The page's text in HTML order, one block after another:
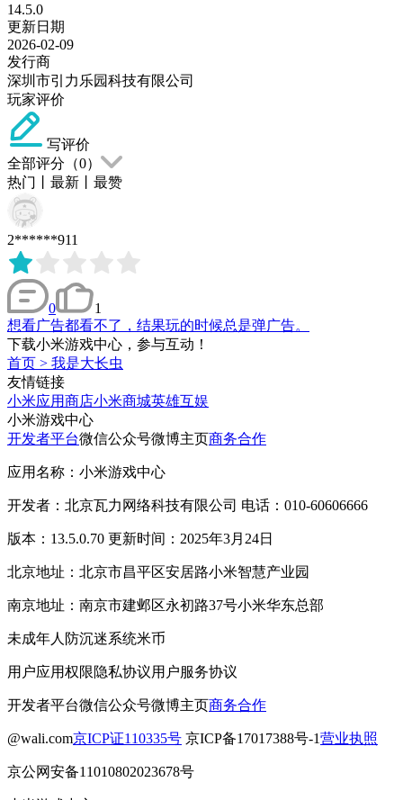
14.5.0
更新日期
2026-02-09
发行商
深圳市引力乐园科技有限公司
玩家评价
写评价
全部评分（0）
热门
最新 最赞
2******911
0
1
想看广告都看不了，结果玩的时候总是弹广告。
下载小米游戏中心，参与互动！
首页 > 我是大长虫
友情链接
小米应用商店小米商城英雄互娱
小米游戏中心
开发者平台微信公众号微博主页商务合作
应用名称：小米游戏中心
开发者：北京瓦力网络科技有限公司 电话：010-60606666
版本：13.5.0.70 更新时间：2025年3月24日
北京地址：北京市昌平区安居路小米智慧产业园
南京地址：南京市建邺区永初路37号小米华东总部
未成年人防沉迷系统米币
用户应用权限隐私协议用户服务协议
开发者平台微信公众号微博主页商务合作
@wali.com京ICP证110335号 京ICP备17017388号-1营业执照
京公网安备11010802023678号